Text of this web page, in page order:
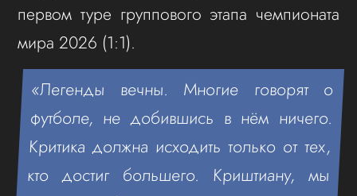
первом туре группового этапа чемпионата
мира 2026 (1:1).
«Легенды вечны. Многие говорят о
футболе, не добившись в нём ничего.
Критика должна исходить только от тех,
кто достиг большего. Криштиану, мы